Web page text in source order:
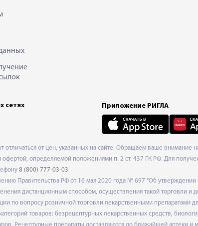
сетях Приложение РИГЛА
отличаться от цен, указанных на сайте. Обращаем ваше внимание
офертой, определяемой положениями п. 2 ст. 437 ГК РФ. Для
8 (800) 777-03-03
Правительства РФ от 16 мая 2020 года № 697 "Об
дистанционным способом, осуществления такой торговли и
по вопросу розничной торговли лекарственными препаратами
товаров: безрецептурных лекарственных средств,